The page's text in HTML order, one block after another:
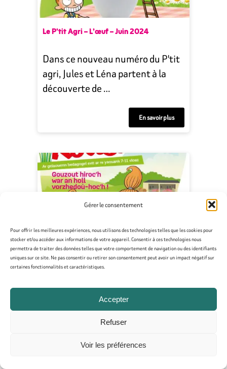
Gérer le consentement
Pour offrir les meilleures expériences, nous utilisons des technologies telles que les cookies pour
stocker et/ou accéder aux informations de votre appareil. Consentir à ces technologies nous
permettra de traiter des données telles que votre comportement de navigation ou des identifiants
uniques sur ce site. Ne pas consentir ou retirer son consentement peut avoir un impact négatif sur
certaines fonctionnalités et caractéristiques.
Accepter
Refuser
Voir les préférences
Le P’tit Agri – L’œuf – Juin 2024
Dans ce nouveau numéro du P'tit
agri, Jules et Léna partent à la
découverte de …
En savoir plus
Piv on-me ? Me zo roz penn-da-
benn. Gallout a reer lakaat